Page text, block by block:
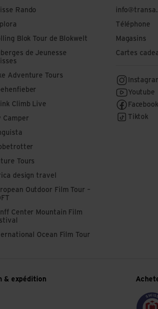
Rando
Blok Tour de Blokwelt
de Jeunesse
Adventure Tours
Climb Live
Camper
Tours
design travel
Outdoor Film Tour –
Center Mountain Film
Ocean Film Tour
Téléphone
Magasins
Cartes
Youtube
Facebook
Tiktok
& expédition